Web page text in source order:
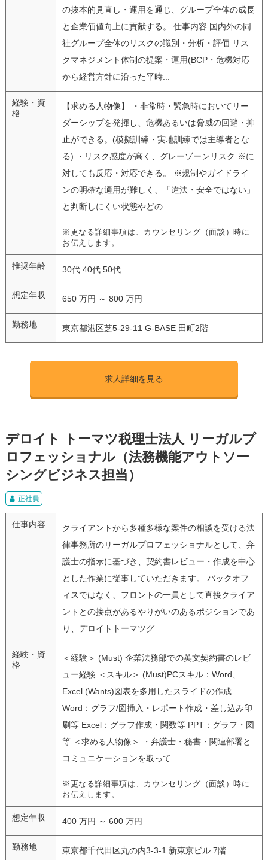
の抜本的見直し・運用を通じ、グループ全体の成長
と企業価値向上に貢献する。 仕事内容 国内外の同
社グループ全体のリスクの識別・分析・評価 リス
クマネジメント体制の提案・運用(BCP・危機対応
から経営方針に沿った平時...
経験・資
格
【求める人物像】 ・非常時・緊急時においてリー
ダーシップを発揮し、危機あるいは脅威の回避・抑
止ができる。(模擬訓練・実地訓練では主導者とな
る) ・リスク感度が高く、グレーゾーンリスク ※に
対しても反応・対応できる。 ※規制やガイドライ
ンの明確な適用が難しく、「違法・安全ではない」
と判断しにくい状態やどの...
※更なる詳細事項は、カウンセリング（面談）時に
お伝えします。
推奨年齢 30代 40代 50代
想定年収 650 万円 ～ 800 万円
勤務地 東京都港区芝5-29-11 G-BASE 田町2階
求人詳細を見る
デロイト トーマツ税理士法人 リーガルプ
ロフェッショナル（法務機能アウトソー
シングビジネス担当）
正社員
仕事内容
クライアントから多種多様な案件の相談を受ける法
律事務所のリーガルプロフェッショナルとして、弁
護士の指示に基づき、契約書レビュー・作成を中心
とした作業に従事していただきます。 バックオフ
ィスではなく、フロントの一員として直接クライア
ントとの接点があるやりがいのあるポジションであ
り、デロイトトーマツグ...
経験・資
格
＜経験＞ (Must) 企業法務部での英文契約書のレビ
ュー経験 ＜スキル＞ (Must)PCスキル：Word、
Excel (Wants)図表を多用したスライドの作成
Word：グラフ/図挿入・レポート作成・差し込み印
刷等 Excel：グラフ作成・関数等 PPT：グラフ・図
等 ＜求める人物像＞ ・弁護士・秘書・関連部署と
コミュニケーションを取って...
※更なる詳細事項は、カウンセリング（面談）時に
お伝えします。
想定年収 400 万円 ～ 600 万円
勤務地 東京都千代田区丸の内3-3-1 新東京ビル 7階